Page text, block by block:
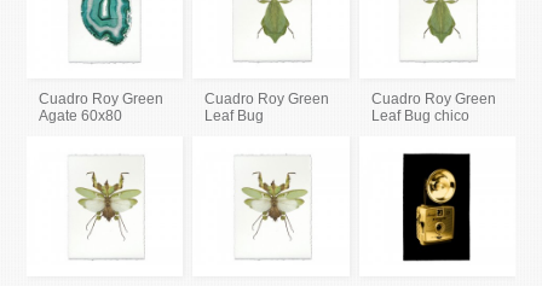
Cuadro Roy Green
Agate 60x80
Cuadro Roy Green
Leaf Bug
Cuadro Roy Green
Leaf Bug chico